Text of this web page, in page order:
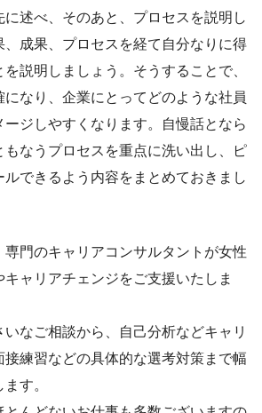
に述べ、そのあと、プロセスを説明し
、成果、プロセスを経て自分なりに得
説明しましょう。そうすることで、
なり、企業にとってどのような社員
ージしやすくなります。自慢話となら
もなうプロセスを重点に洗い出し、ピ
ルできるよう内容をまとめておきまし
専門のキャリアコンサルタントが女性
ャリアチェンジをご支援いたしま
なご相談から、自己分析などキャリ
接練習などの具体的な選考対策まで幅
す。